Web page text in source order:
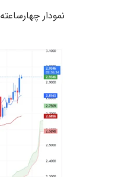
نمودار چهارساعته